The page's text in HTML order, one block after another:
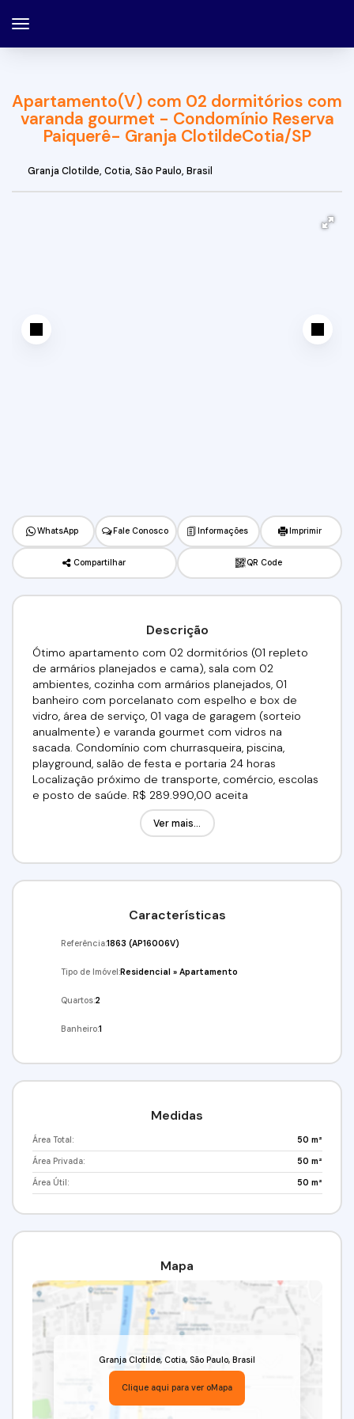
Apartamento(V) com 02 dormitórios com
varanda gourmet - Condomínio Reserva
Paiquerê- Granja ClotildeCotia/SP
Granja Clotilde, Cotia, São Paulo, Brasil
WhatsApp Fale Conosco Informações Imprimir
Compartilhar QR Code
Descrição
Ótimo apartamento com 02 dormitórios (01 repleto
de armários planejados e cama), sala com 02
ambientes, cozinha com armários planejados, 01
banheiro com porcelanato com espelho e box de
vidro, área de serviço, 01 vaga de garagem (sorteio
anualmente) e varanda gourmet com vidros na
sacada. Condomínio com churrasqueira, piscina,
playground, salão de festa e portaria 24 horas
Localização próximo de transporte, comércio, escolas
e posto de saúde. R$ 289.990,00 aceita
financiamento. Utilize seu FGTS! Venha conferir!!!
Agende já a sua visita!!! (11)95332-7355 Imobiliária Alfa
Ver mais...
Características
Referência:1863 (AP16006V)
Tipo de Imóvel:Residencial »Apartamento
Quartos:2
Banheiro:1
Medidas
Área Total: 50 m²
Área Privada: 50 m²
Área Útil: 50 m²
Mapa
Granja Clotilde, Cotia, São Paulo, Brasil
Clique aqui para ver oMapa